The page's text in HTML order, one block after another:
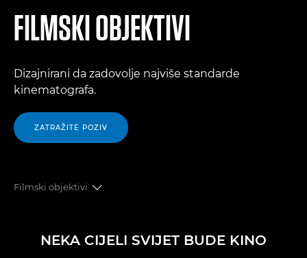
FILMSKI OBJEKTIVI
Dizajnirani da zadovolje najviše standarde
kinematografa.
ZATRAŽITE POZIV
Filmski objektivi
NEKA CIJELI SVIJET BUDE KINO